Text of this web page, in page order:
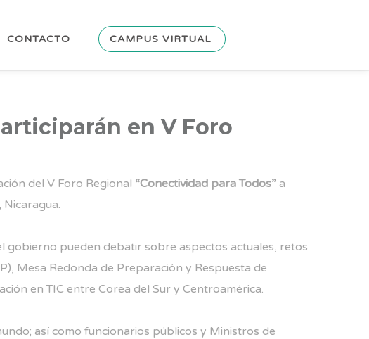
CONTACTO CAMPUS VIRTUAL
en V Foro
del V Foro Regional “Conectividad para Todos” a
gobierno pueden debatir sobre aspectos actuales, retos
Mesa Redonda de Preparación y Respuesta de
en TIC entre Corea del Sur y Centroamérica.
así como funcionarios públicos y Ministros de